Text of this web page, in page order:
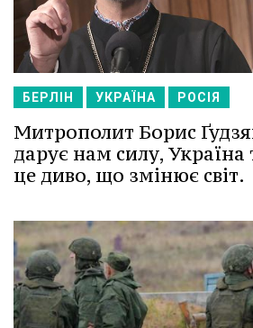
БЕРЛІН УКРАЇНА РОСІЯ
Митрополит Борис
дарує нам силу, Україна
це диво, що змінює світ.